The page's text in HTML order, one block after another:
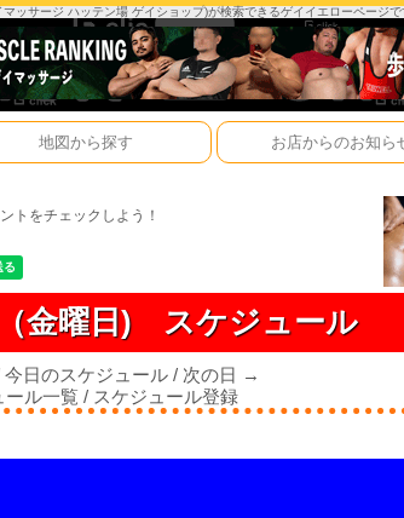
ッサージ ハッテン場 ゲイショップ)が検索できるゲイイエローページで
地図から探す お店からのお知ら
トをチェックしよう！
金曜日) スケジュール
今日のスケジュール/ 次の日 →
ール一覧 / スケジュール登録